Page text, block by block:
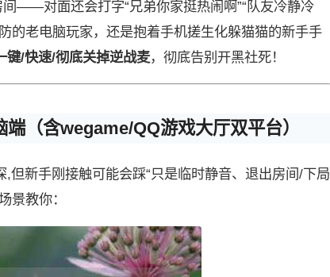
间——对面还会打字“兄弟你家挺热闹啊”“队友冷静冷
的老电脑玩家，还是抱着手机搓生化躲猫猫的新手手
键/快速/彻底关掉逆战麦，彻底告别开黑社死！
（含wegame/QQ游戏大厅双平台）
但新手刚接触可能会踩“只是临时静音、退出房间/下局
景教你：